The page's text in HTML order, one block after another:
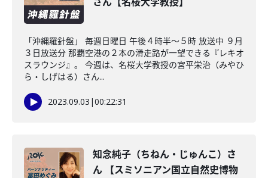
「沖縄羅針盤」 毎週日曜日 午後４時半～５時 放送中 ９月
３日放送分 那覇空港の２本の滑走路が一望できる『レキオ
スラウンジ』。 今週は、名桜大学教授の宮平栄治（みやひ
ら・しげはる）さん...
2023.09.03 |00:22:31
知念純子（ちねん・じゅんこ）さ
ん 【スミソニアン国立自然史博物